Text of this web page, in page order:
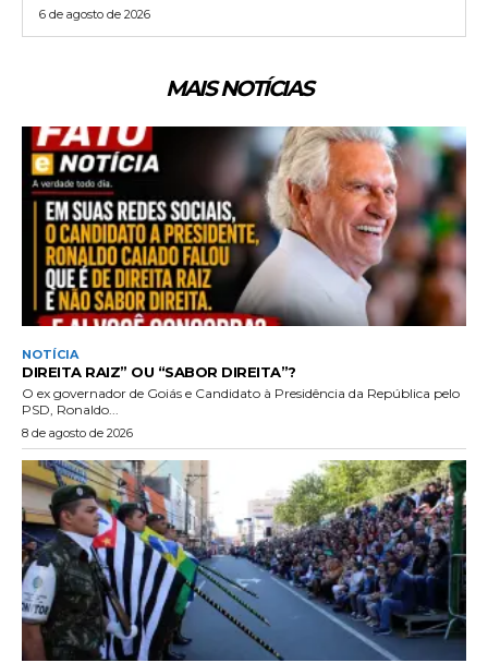
6 de agosto de 2026
MAIS NOTÍCIAS
NOTÍCIA
DIREITA RAIZ” OU “SABOR DIREITA”?
O ex governador de Goiás e Candidato à Presidência da República pelo
PSD, Ronaldo...
8 de agosto de 2026